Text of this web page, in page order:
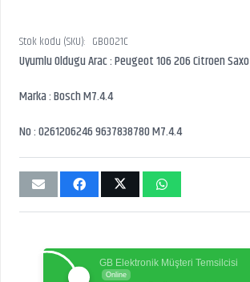
Stok kodu (SKU): GB0021C
Uyumlu Oldugu Arac : Peugeot 106 206 Citroen Saxo
Marka : Bosch M7.4.4
No : 0261206246 9637838780 M7.4.4
GB Elektronik Müşteri Temsilcisi
Online